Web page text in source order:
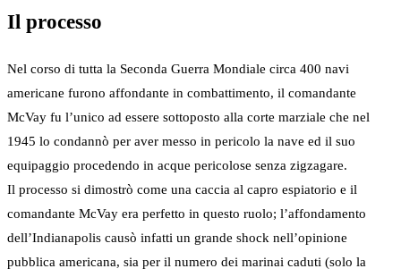
Il processo
Nel corso di tutta la Seconda Guerra Mondiale circa 400 navi
americane furono affondante in combattimento, il comandante
McVay fu l’unico ad essere sottoposto alla corte marziale che nel
1945 lo condannò per aver messo in pericolo la nave ed il suo
equipaggio procedendo in acque pericolose senza zigzagare.
Il processo si dimostrò come una caccia al capro espiatorio e il
comandante McVay era perfetto in questo ruolo; l’affondamento
dell’Indianapolis causò infatti un grande shock nell’opinione
pubblica americana, sia per il numero dei marinai caduti (solo la